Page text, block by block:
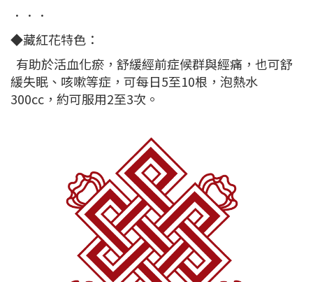
．．．
◆藏紅花特色：
有助於活血化瘀，舒緩經前症候群與經痛，也可舒
緩失眠、咳嗽等症，可每日5至10根，泡熱水
300cc，約可服用2至3次。